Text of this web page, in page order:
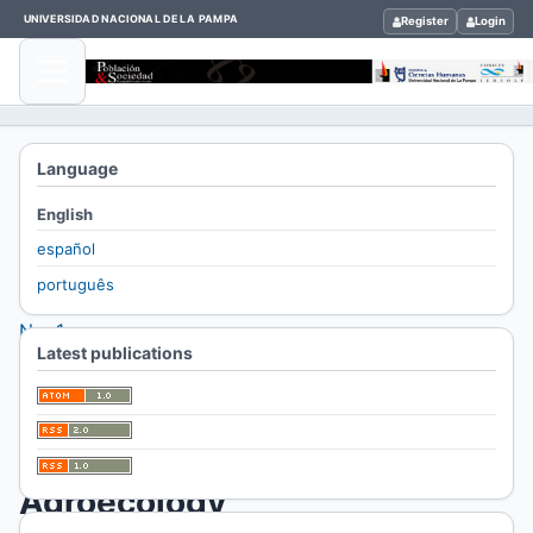
UNIVERSIDAD NACIONAL DE LA PAMPA Register Login
Home
Archives
Vol. 33
No. 1
(2026):
Artículos
Agroecology
Language
English
español
português
Latest publications